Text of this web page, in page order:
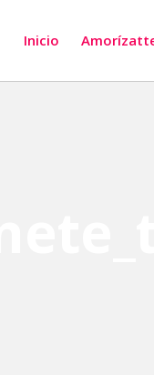
Inicio